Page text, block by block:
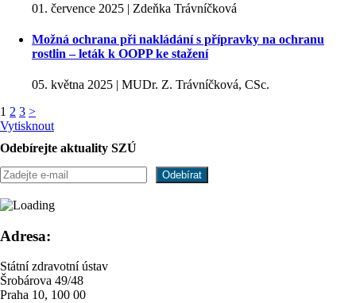
01. července 2025 | Zdeňka Trávníčková
Možná ochrana při nakládání s přípravky na ochranu
rostlin – leták k OOPP ke stažení
05. května 2025 | MUDr. Z. Trávníčková, CSc.
1 2 3 >
Vytisknout
Odebírejte aktuality SZÚ
Adresa:
Státní zdravotní ústav
Šrobárova 49/48
Praha 10, 100 00